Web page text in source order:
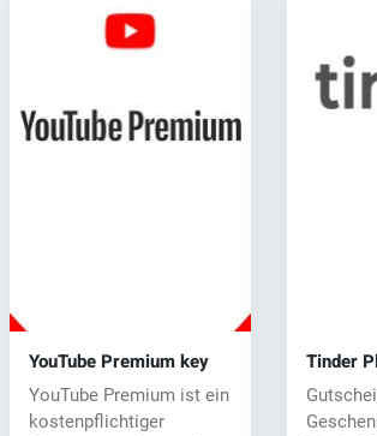
YouTube Premium key
YouTube Premium ist ein
kostenpflichtiger
Tinder
Promo